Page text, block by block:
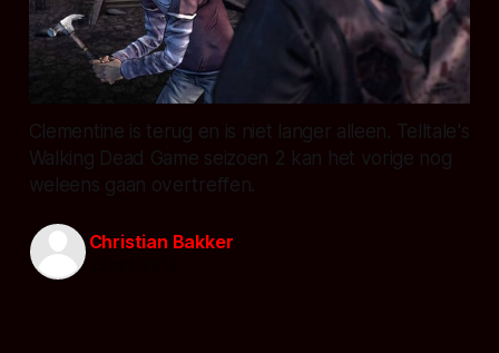
Clementine is terug en is niet langer alleen. Telltale's
Walking Dead Game seizoen 2 kan het vorige nog
weleens gaan overtreffen.
Christian Bakker